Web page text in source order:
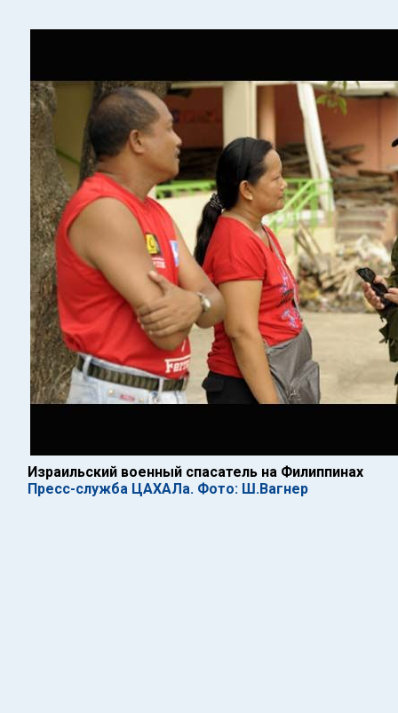
Израильский военный спасатель на Филиппинах
Пресс-служба ЦАХАЛа. Фото: Ш.Вагнер